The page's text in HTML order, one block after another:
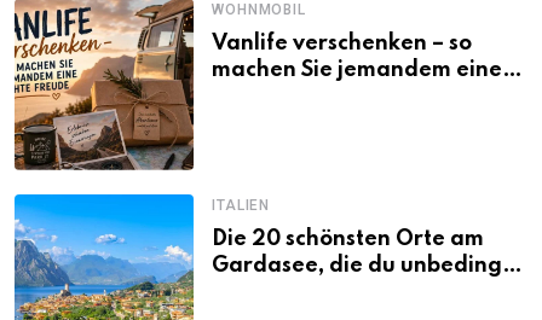
WOHNMOBIL
Vanlife verschenken – so
machen Sie jemandem eine
ITALIEN
Die 20 schönsten Orte am
Gardasee, die du unbedingt